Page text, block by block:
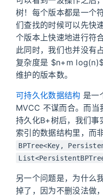
树！每个版本都是一个
们查找的时候可以先快
个版本上快速地进行符
此同时，我们也并没有
复杂度是 $n+m
维护的版本数。
可持久化数据结构 是一
MVCC 不谋而合。而当
持久化B+树后，我们
索引的数据结构里，而
BPTree<Key,
另一个问题是，为什么
掉了，因为不删没法做